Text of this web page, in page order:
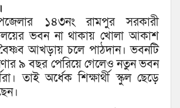
১৪৩নং রামপুর সরকারী
ভবন না থাকায় খোলা আকাশ
আখড়ায় চলে পাঠদান। ভবনটি
৯ বছর পেরিয়ে গেলেও নতুন ভবন
তাই অর্ধেক শিক্ষার্থী স্কুল ছেড়ে